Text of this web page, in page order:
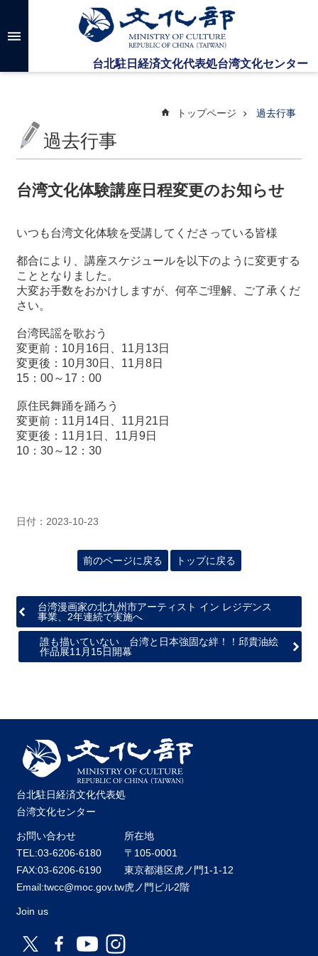
メインのコンテンツブロックにジャンプします
高
検
台
文
化
タ
ー
に
つ
い
て
最
新
情
と
申
込
事
本
サ
イ
ト
マ
プ
トップページ 過去行事
過去行事
台湾文化体験講座日程変更のお知らせ
いつも台湾文化体験を受講してくださっている皆様
都合により、講座スケジュールを以下のように変更する
こととなりました。
大変お手数をおかけしますが、何卒ご理解、ご了承くだ
さい。
台湾民謡を歌おう
変更前：10月16日、11月13日
変更後：10月30日、11月8日
15：00～17：00
原住民舞踊を踊ろう
変更前：11月14日、11月21日
変更後：11月1日、11月9日
10：30～12：30
日付：2023-10-23
前のページに戻る トップに戻る
台湾漫画家の北九州市アーティスト イン レジデンス
事業、2年連続で実施へ
誰も描いていない 台湾と日本強固な絆！！邱貴油絵
作品展11月15日開幕
台北駐日経済文化代表処
台湾文化センター
お問い合わせ
TEL:03-6206-6180
FAX:03-6206-6190
Email:twcc@moc.gov.tw
所在地
〒105-0001
東京都港区虎ノ門1-1-12
虎ノ門ビル2階
Join us